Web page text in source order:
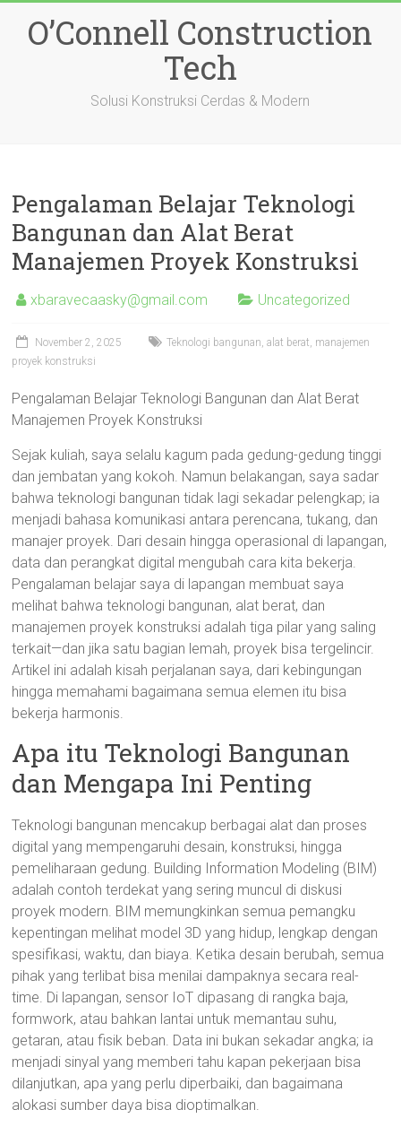
contentO’Connell Construction
Tech
Solusi Konstruksi Cerdas & Modern
Pengalaman Belajar Teknologi
Bangunan dan Alat Berat
Manajemen Proyek Konstruksi
xbaravecaasky@gmail.com Uncategorized
November 2, 2025
Teknologi bangunan, alat berat, manajemen
proyek konstruksi
Pengalaman Belajar Teknologi Bangunan dan Alat Berat
Manajemen Proyek Konstruksi
Sejak kuliah, saya selalu kagum pada gedung-gedung tinggi
dan jembatan yang kokoh. Namun belakangan, saya sadar
bahwa teknologi bangunan tidak lagi sekadar pelengkap; ia
menjadi bahasa komunikasi antara perencana, tukang, dan
manajer proyek. Dari desain hingga operasional di lapangan,
data dan perangkat digital mengubah cara kita bekerja.
Pengalaman belajar saya di lapangan membuat saya
melihat bahwa teknologi bangunan, alat berat, dan
manajemen proyek konstruksi adalah tiga pilar yang saling
terkait—dan jika satu bagian lemah, proyek bisa tergelincir.
Artikel ini adalah kisah perjalanan saya, dari kebingungan
hingga memahami bagaimana semua elemen itu bisa
bekerja harmonis.
Apa itu Teknologi Bangunan
dan Mengapa Ini Penting
Teknologi bangunan mencakup berbagai alat dan proses
digital yang mempengaruhi desain, konstruksi, hingga
pemeliharaan gedung. Building Information Modeling (BIM)
adalah contoh terdekat yang sering muncul di diskusi
proyek modern. BIM memungkinkan semua pemangku
kepentingan melihat model 3D yang hidup, lengkap dengan
spesifikasi, waktu, dan biaya. Ketika desain berubah, semua
pihak yang terlibat bisa menilai dampaknya secara real-
time. Di lapangan, sensor IoT dipasang di rangka baja,
formwork, atau bahkan lantai untuk memantau suhu,
getaran, atau fisik beban. Data ini bukan sekadar angka; ia
menjadi sinyal yang memberi tahu kapan pekerjaan bisa
dilanjutkan, apa yang perlu diperbaiki, dan bagaimana
alokasi sumber daya bisa dioptimalkan.